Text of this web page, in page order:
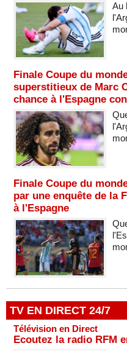
Au
Finale Coupe du
superstitieux de Marc
chance à l'Espagne
Finale Coupe du
par une enquête de la
à l'Espagne
TV EN DIRECT 24/7
Télévision en Direct
Ecoutez la radio RFM